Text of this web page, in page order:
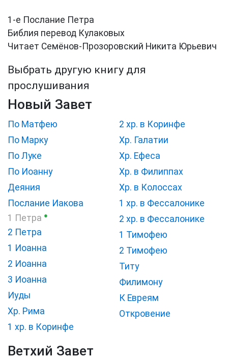
1-е Послание Петра
Библия перевод Кулаковых
Читает Семёнов-Прозоровский Никита Юрьевич
Выбрать другую книгу для
прослушивания
Новый Завет
По Матфею
По Марку
По Луке
По Иоанну
Деяния
Послание Иакова
1 Петра ●
2 Петра
1 Иоанна
2 Иоанна
3 Иоанна
Иуды
Хр. Рима
1 хр. в Коринфе
2 хр. в Коринфе
Хр. Галатии
Хр. Ефеса
Хр. в Филиппах
Хр. в Колоссах
1 хр. в Фессалонике
2 хр. в Фессалонике
1 Тимофею
2 Тимофею
Титу
Филимону
К Евреям
Откровение
Ветхий Завет